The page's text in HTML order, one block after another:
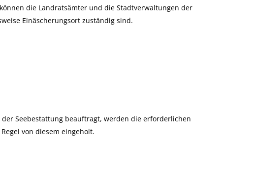
die Landratsämter und die Stadtverwaltungen der
Einäscherungsort zuständig sind.
Seebestattung beauftragt, werden die erforderlichen
von diesem eingeholt.